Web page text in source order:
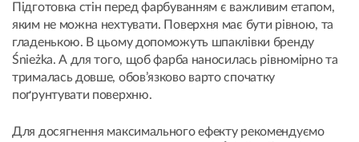
Підготовка стін перед фарбуванням є важливим етапом,
яким не можна нехтувати. Поверхня має бути рівною, та
гладенькою. В цьому допоможуть шпаклівки бренду
Śnieżka. А для того, щоб фарба наносилась рівномірно та
трималась довше, обов’язково варто спочатку
поґрунтувати поверхню.
Для досягнення максимального ефекту рекомендуємо